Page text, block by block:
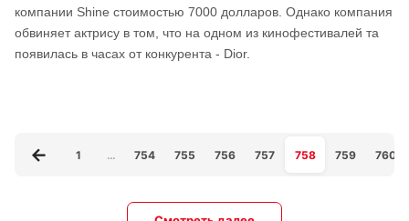
компании Shine стоимостью 7000 долларов. Однако компания
обвиняет актрису в том, что на одном из кинофестивалей та
появилась в часах от конкурента - Dior.
1 … 754 755 756 757 758 759 760